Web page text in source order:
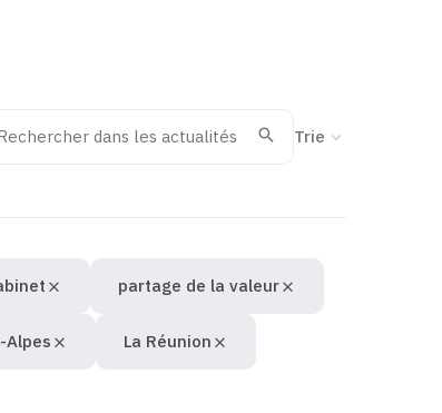
ValiderTrier la recherche
partage de la valeur
Alpes La Réunion